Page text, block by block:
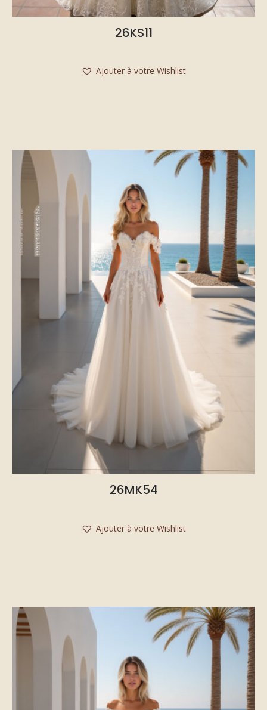
26KS11
Ajouter à votre Wishlist
26MK54
Ajouter à votre Wishlist